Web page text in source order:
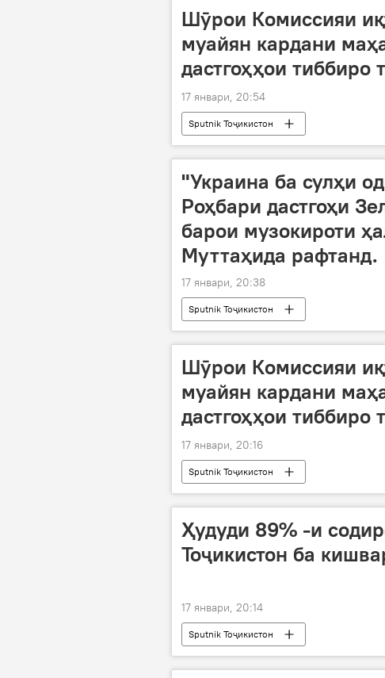
Шӯрои Комиссияи
муайян кардани
дастгоҳҳои тиббиро
17 январи, 20:54
Sputnik Тоҷикистон
"Украина ба сулҳи
Роҳбари дастгоҳи
барои музокироти
Муттаҳида рафтанд.
17 январи, 20:38
Sputnik Тоҷикистон
Шӯрои Комиссияи
муайян кардани
дастгоҳҳои тиббиро
17 январи, 20:16
Sputnik Тоҷикистон
Ҳудуди 89% -и
Тоҷикистон ба
17 январи, 20:14
Sputnik Тоҷикистон